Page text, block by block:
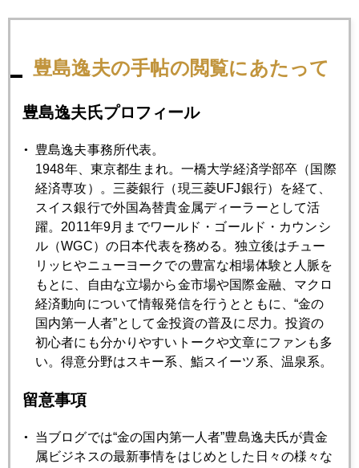
これで、英語のお勉強でもしてちょうだい！
ーでもいかが？でも目が笑ってない。。。
ルに。
豊島逸夫の手帖の閲覧にあたって
豊島逸夫氏プロフィール
豊島逸夫事務所代表。
1948年、東京都生まれ。一橋大学経済学部卒（国際
経済専攻）。三菱銀行（現三菱UFJ銀行）を経て、
スイス銀行で外国為替貴金属ディーラーとして活
躍。2011年9月までワールド・ゴールド・カウンシ
ル（WGC）の日本代表を務める。独立後はチュー
リッヒやニューヨークでの豊富な相場体験と人脈を
もとに、自由な立場から金市場や国際金融、マクロ
経済動向について情報発信を行うとともに、“金の
国内第一人者”として金投資の普及に尽力。投資の
初心者にも分かりやすいトークや文章にファンも多
い。得意分野はスキー系、鮨スイーツ系、温泉系。
留意事項
当ブログでは“金の国内第一人者”豊島逸夫氏が貴金
属ビジネスの最新事情をはじめとした日々の様々な